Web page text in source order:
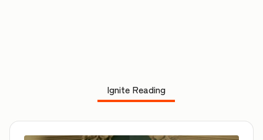
Ignite Reading